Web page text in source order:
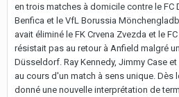
en trois matches à domicile contre le FC
Benfica et le VfL Borussia
avait éliminé le FK Crvena Zvezda et le
résistait pas au retour à Anfield malgré
Düsseldorf. Ray Kennedy, Jimmy Case
au cours d'un match à sens unique.
donné une nouvelle interprétation de